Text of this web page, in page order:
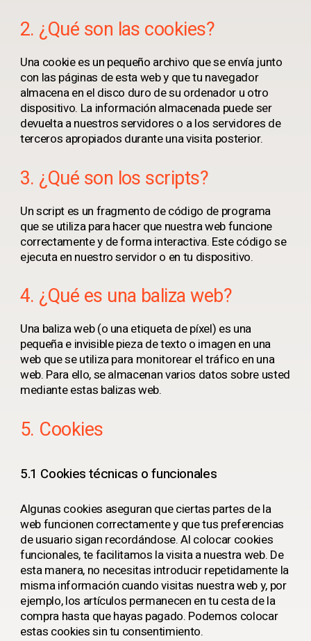
2. ¿Qué son las cookies?
Una cookie es un pequeño archivo que se envía junto
con las páginas de esta web y que tu navegador
almacena en el disco duro de su ordenador u otro
dispositivo. La información almacenada puede ser
devuelta a nuestros servidores o a los servidores de
terceros apropiados durante una visita posterior.
3. ¿Qué son los scripts?
Un script es un fragmento de código de programa
que se utiliza para hacer que nuestra web funcione
correctamente y de forma interactiva. Este código se
ejecuta en nuestro servidor o en tu dispositivo.
4. ¿Qué es una baliza web?
Una baliza web (o una etiqueta de píxel) es una
pequeña e invisible pieza de texto o imagen en una
web que se utiliza para monitorear el tráfico en una
web. Para ello, se almacenan varios datos sobre usted
mediante estas balizas web.
5. Cookies
5.1 Cookies técnicas o funcionales
Algunas cookies aseguran que ciertas partes de la
web funcionen correctamente y que tus preferencias
de usuario sigan recordándose. Al colocar cookies
funcionales, te facilitamos la visita a nuestra web. De
esta manera, no necesitas introducir repetidamente la
misma información cuando visitas nuestra web y, por
ejemplo, los artículos permanecen en tu cesta de la
compra hasta que hayas pagado. Podemos colocar
estas cookies sin tu consentimiento.